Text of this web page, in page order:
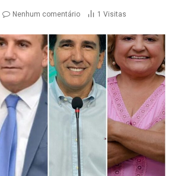
Nenhum comentário 1 Visitas